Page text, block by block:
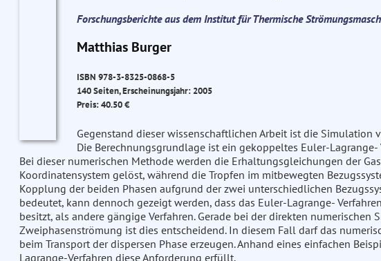
Forschungsberichte aus dem Institut für Thermische
Matthias Burger
ISBN 978-3-8325-0868-5
140 Seiten, Erscheinungsjahr: 2005
Preis: 40.50 €
Gegenstand dieser wissenschaftlichen Arbeit ist die Simulation
Die Berechnungsgrundlage ist ein gekoppeltes Euler-
Bei dieser numerischen Methode werden die Erhaltungsgleichungen der
Koordinatensystem gelöst, während die Tropfen im mitbewegten
Kopplung der beiden Phasen aufgrund der zwei unterschiedlichen
bedeutet, kann dennoch gezeigt werden, dass das Euler-Lagrange-
besitzt, als andere gängige Verfahren. Gerade bei der direkten
Zweiphasenströmung ist dies entscheidend. In diesem Fall darf das
beim Transport der dispersen Phase erzeugen. Anhand eines einfachen
Lagrange-Verfahren diese Anforderung erfüllt.